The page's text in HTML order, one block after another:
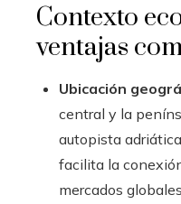
Contexto
ventajas
Ubicación
central y la
autopista
facilita la
mercados globales.